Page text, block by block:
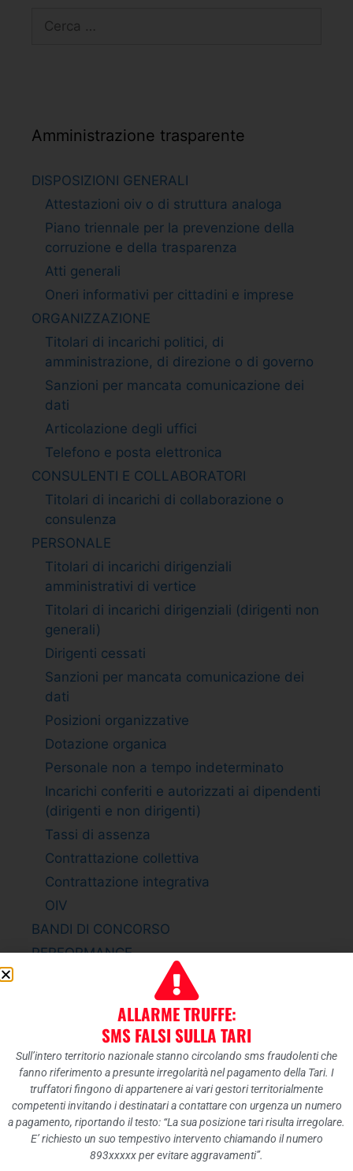
Amministrazione trasparente
DISPOSIZIONI GENERALI
Attestazioni oiv o di struttura analoga
Piano triennale per la prevenzione della
corruzione e della trasparenza
Atti generali
Oneri informativi per cittadini e imprese
ORGANIZZAZIONE
Titolari di incarichi politici, di
amministrazione, di direzione o di governo
Sanzioni per mancata comunicazione dei
dati
Articolazione degli uffici
Telefono e posta elettronica
CONSULENTI E COLLABORATORI
Titolari di incarichi di collaborazione o
consulenza
PERSONALE
Titolari di incarichi dirigenziali
amministrativi di vertice
Titolari di incarichi dirigenziali (dirigenti non
generali)
Dirigenti cessati
Sanzioni per mancata comunicazione dei
dati
Posizioni organizzative
Dotazione organica
Personale non a tempo indeterminato
Incarichi conferiti e autorizzati ai dipendenti
(dirigenti e non dirigenti)
Tassi di assenza
Contrattazione collettiva
Contrattazione integrativa
OIV
BANDI DI CONCORSO
PERFORMANCE
Sistema di misurazione e valutazione della
Piano della Performance
Relazione sulla Performance
Ammontare complessivo dei premi
Dati relativi ai premi
ENTI CONTROLLATI
Enti pubblici vigilati
Società partecipate
ALLARME TRUFFE:
SMS FALSI SULLA TARI
Sull’intero territorio nazionale stanno circolando sms fraudolenti che
fanno riferimento a presunte irregolarità nel pagamento della Tari. I
truffatori fingono di appartenere ai vari gestori territorialmente
competenti invitando i destinatari a contattare con urgenza un numero
a pagamento, riportando il testo: “La sua posizione tari risulta irregolare.
E’ richiesto un suo tempestivo intervento chiamando il numero
893xxxxx per evitare aggravamenti”.